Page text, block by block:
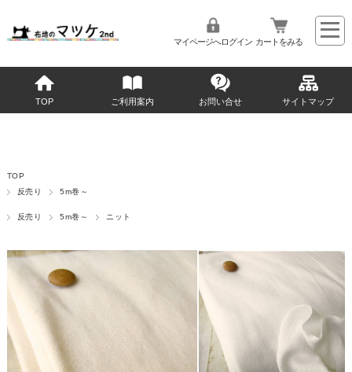
マイページへログイン カートをみる
TOP ご利用案内 お問い合せ サイトマップ
TOP
反売り
5m巻～
反売り 5m巻～ ニット